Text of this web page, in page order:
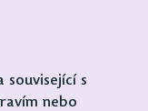
související s
nebo